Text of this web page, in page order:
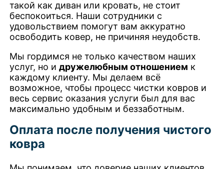
такой как диван или кровать, не стоит
беспокоиться. Наши сотрудники с
удовольствием помогут вам аккуратно
освободить ковер, не причиняя неудобств.
Мы гордимся не только качеством наших
услуг, но и дружелюбным отношением к
каждому клиенту. Мы делаем всё
возможное, чтобы процесс чистки ковров и
весь сервис оказания услуги был для вас
максимально удобным и беззаботным.
Оплата после получения чистого
ковра